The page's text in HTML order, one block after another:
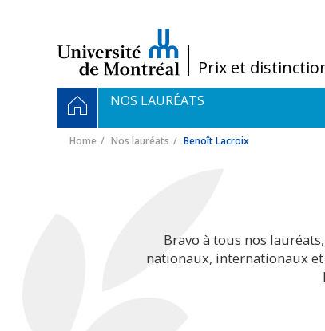
/Prix et
Navigation
principale
HOMENOS LAURÉATS
Home Nos lauréats Benoît Lacroix
Bravo à tous nos
nationaux, internationaux et